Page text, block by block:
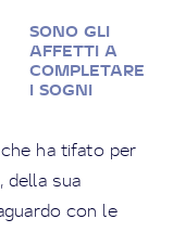
SONO GLI
AFFETTI A
COMPLETARE
I SOGNI
ha tifato per
della sua
con le